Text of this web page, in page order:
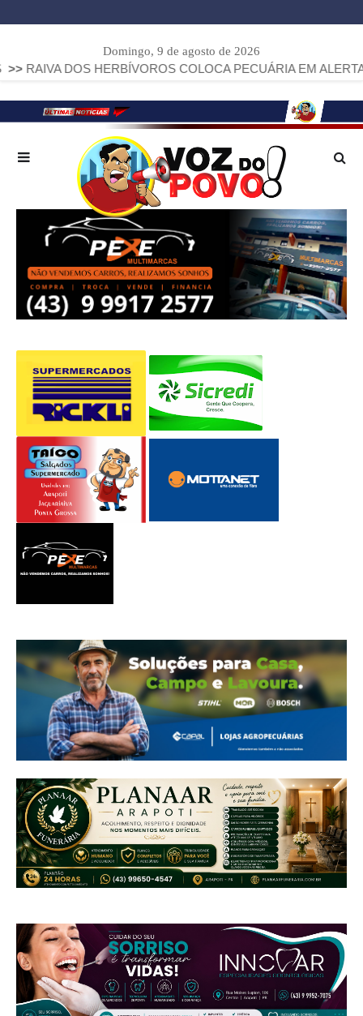
Domingo, 9 de agosto de 2026
DOS HERBÍVOROS COLOCA PECUÁRIA EM ALERTA: